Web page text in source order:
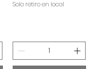
Solo retiro en local